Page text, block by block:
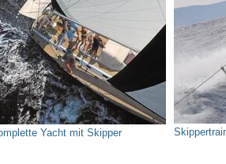
Yacht mit Skipper